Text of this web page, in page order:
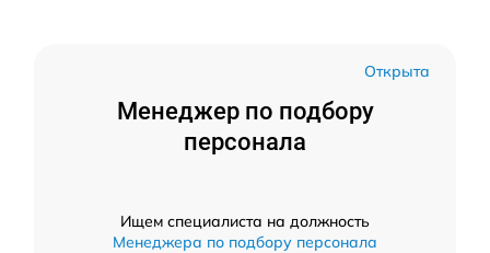
Открыта
Менеджер по подбору
персонала
Ищем специалиста на должность
Менеджера по подбору персонала